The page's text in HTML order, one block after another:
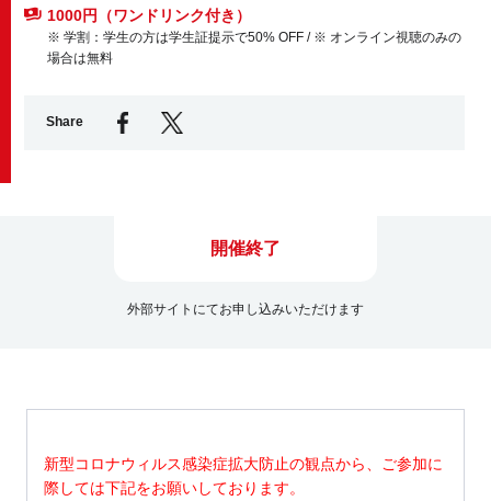
Close
1000円（ワンドリンク付き）
※ 学割：学生の方は学生証提示で50% OFF / ※ オンライン視聴のみの
場合は無料
Share
開催終了
外部サイトにてお申し込みいただけます
新型コロナウィルス感染症拡大防止の観点から、ご参加に
際しては下記をお願いしております。